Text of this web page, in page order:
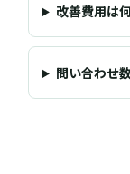
改善費用は
問い合わせ